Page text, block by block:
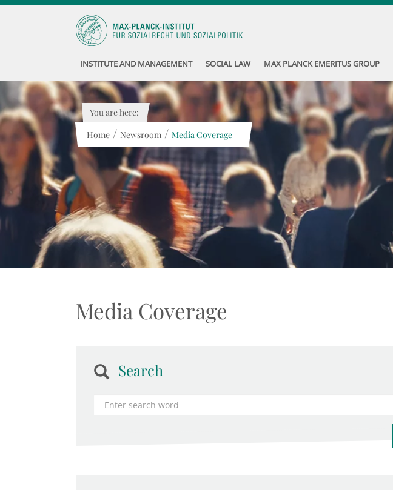
INSTITUTE AND MANAGEMENT SOCIAL LAW MAX PLANCK EMERITUS GROUP
You are here:
Home / Newsroom / Media Coverage
Media Coverage
Search